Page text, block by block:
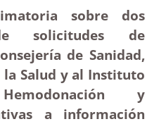
sobre dos
solicitudes de
de Sanidad,
la Salud y al Instituto
y
a información